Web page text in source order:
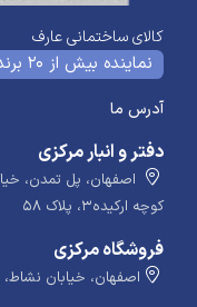
کالای ساختمانی عارف
نماینده بیش از 20 برند معتبر
آدرس ما
دفتر و انبار مرکزی
اصفهان، پل تمدن،
کوچه ارکیده۳، پلاک ۵۸
فروشگاه مرکزی
اصفهان، خیابان نشاط،